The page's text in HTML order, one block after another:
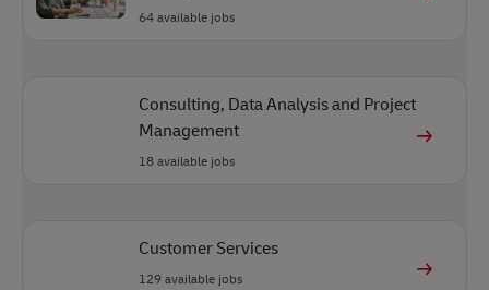
64available jobs
Consulting, Data Analysis and Project
Management
18available jobs
Customer Services
129available jobs